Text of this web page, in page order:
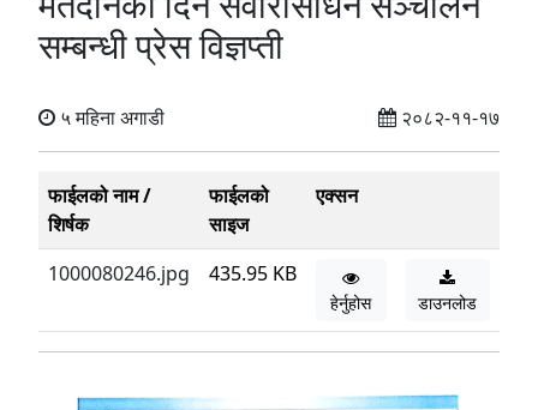
सम्बन्धी प्रेस विज्ञप्ती
५ महिना अगाडी २०८२-११-१७
फाईलको नाम /
शिर्षक
फाईलको
साइज
एक्सन
1000080246.jpg 435.95 KB
हेर्नुहोस डाउनलोड